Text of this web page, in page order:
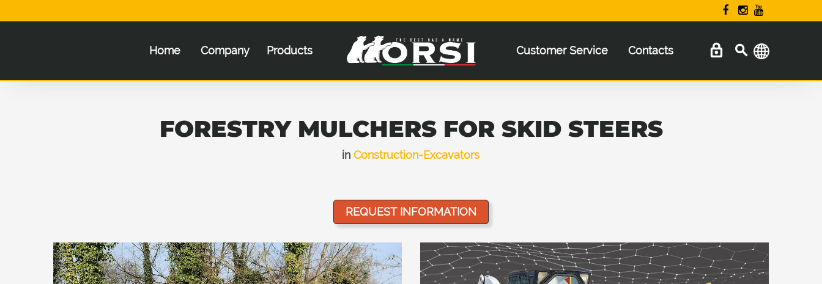
Home Company Products Customer Service Contacts
FORESTRY MULCHERS FOR SKID STEERS
in Construction-Excavators
REQUEST INFORMATION